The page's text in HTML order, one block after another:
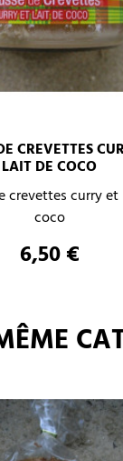
CREVETTES
LAIT DE COCO
crevettes curry
coco
Prix
6,50 €
AU PANIER